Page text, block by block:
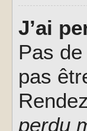
J’ai
Pas
pas
perdu